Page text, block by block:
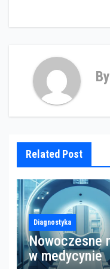
By
Related Post
Diagnostyka
Nowoczesne
w medycynie